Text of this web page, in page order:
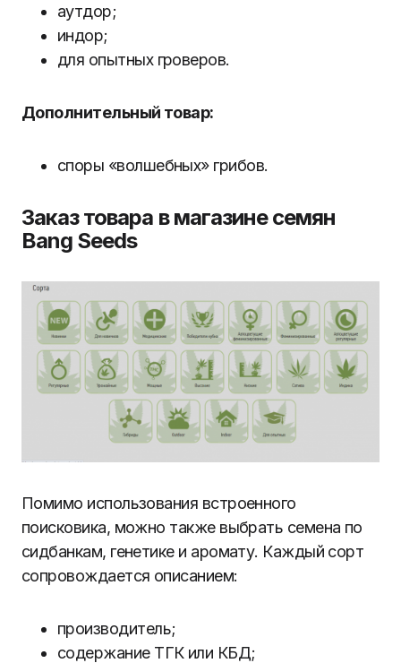
аутдор;
индор;
для опытных гроверов.
Дополнительный товар:
споры «волшебных» грибов.
Заказ товара в магазине семян
Bang Seeds
Помимо использования встроенного
поисковика, можно также выбрать семена по
сидбанкам, генетике и аромату. Каждый сорт
сопровождается описанием:
производитель;
содержание ТГК или КБД;